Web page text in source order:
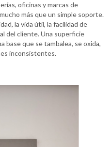
oficinas y marcas de
más que un simple soporte.
la vida útil, la facilidad de
del cliente. Una superficie
base que se tambalea, se oxida,
inconsistentes.